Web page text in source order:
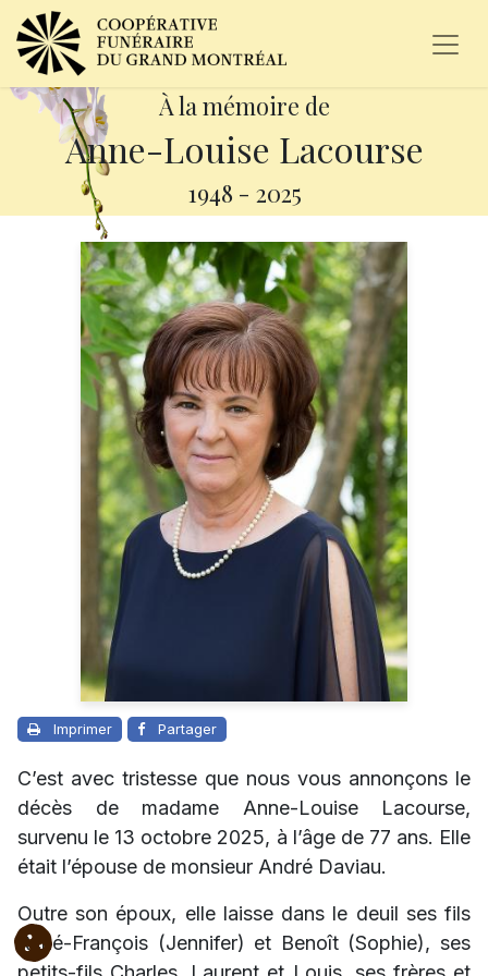
À la mémoire de
Anne-Louise Lacourse
1948 - 2025
Imprimer Partager
C’est avec tristesse que nous vous annonçons le
décès de madame Anne-Louise Lacourse,
survenu le 13 octobre 2025, à l’âge de 77 ans. Elle
était l’épouse de monsieur André Daviau.
Outre son époux, elle laisse dans le deuil ses fils
René-François (Jennifer) et Benoît (Sophie), ses